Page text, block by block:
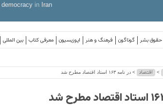
democracy in Iran
بین المللی معرفی کتاب اپوزیسیون فرهنگ و هنر گوناگون حقوق بشر
> اقتصاد > در نامه ۱۶۳ استاد اقتصاد مطرح شد